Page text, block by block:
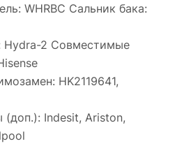
WHRBC Сальник бака:
Hydra-2 Совместимые
HK2119641,
Indesit, Ariston,